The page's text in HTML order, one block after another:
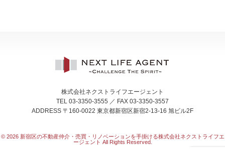
株式会社ネクストライフエージェント
TEL 03-3350-3555 ／ FAX 03-3350-3557
ADDRESS 〒160-0022 東京都新宿区新宿2-13-16 旭ビル2F
© 2026 新宿区の不動産仲介・売買・リノベーションを手掛ける株式会社ネクストライフエ
ージェント All Rights Reserved.